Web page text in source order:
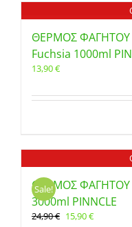
ΘΕΡΜΟΣ ΦΑΓΗΤΟΥ
Fuchsia 1000ml
13,90€
Sale!
ΘΕΡΜΟΣ ΦΑΓΗΤΟΥ
3000ml PINNCLE
24,90€ Original
15,90€Η